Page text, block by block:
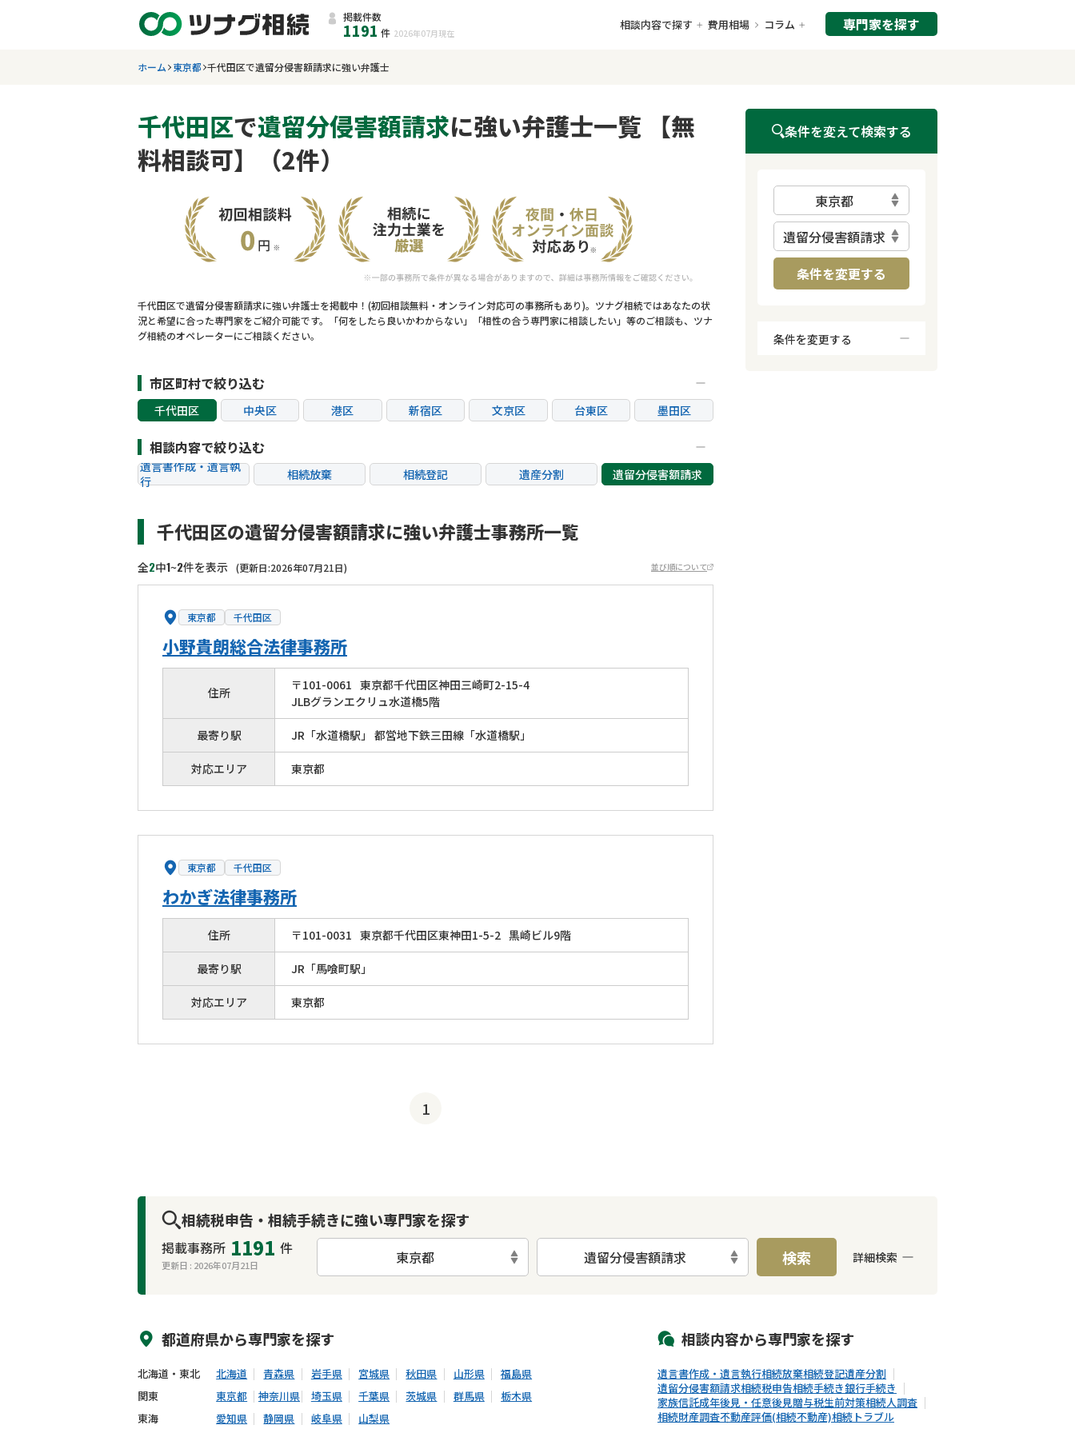
掲載件数
1191 件 2026年07月 現在
相談内容で探す 費用相場 コラム 専門家を探す
ホーム 東京都 千代田区で遺留分侵害額請求に強い弁護士
千代田区で遺留分侵害額請求に強い弁護士一覧 【無
料相談可】（2件）
千代田区で遺留分侵害額請求に強い弁護士を掲載中！(初回相談無料・オンライン対応可の事務所もあり)。ツナグ相続ではあなたの状
況と希望に合った専門家をご紹介可能です。「何をしたら良いかわからない」「相性の合う専門家に相談したい」等のご相談も、ツナ
グ相続のオペレーターにご相談ください。
市区町村で絞り込む
千代田区 中央区 港区 新宿区 文京区 台東区
墨田区
杉並区
豊島区 北区 荒川区 板橋区 練馬区
足立区
葛飾区
江戸川区 八王子市 立川市 三鷹市 府中市
調布市
狛江市
東大和市 清瀬市 稲城市
相談内容で絞り込む
遺言書作成・遺言執
行
相続放棄 相続登記 遺産分割
遺留分侵害額請求
贈与税
生前対策 相続人調査 相続財産調査
千代田区の遺留分侵害額請求に強い弁護士事務所一覧
全2中1~2件を表示 (更新日:2026年07月21日) 並び順について
東京都 千代田区
小野貴朗総合法律事務所
住所 〒101-0061 東京都千代田区神田三崎町2-15-4
JLBグランエクリュ水道橋5階
最寄り駅 JR「水道橋駅」 都営地下鉄三田線「水道橋駅」
対応エリア 東京都
東京都 千代田区
わかぎ法律事務所
住所 〒101-0031 東京都千代田区東神田1-5-2 黒崎ビル9階
最寄り駅 JR「馬喰町駅」
対応エリア 東京都
1
条件を変えて検索する
東京都
遺留分侵害額請求
条件を変更する
条件を変更する
相続税申告・相続手続きに強い専門家を探す
掲載事務所 1191 件
更新日 : 2026年07月21日 東京都 遺留分侵害額請求 検索 詳細検索
都道府県から専門家を探す
北海道・東北 北海道 青森県 岩手県 宮城県 秋田県 山形県
福島県
関東
東京都 神奈川県 埼玉県 千葉県 茨城県 群馬県
栃木県
東海
愛知県 静岡県 岐阜県 山梨県
相談内容から専門家を探す
遺言書作成・遺言執行相続放棄相続登記遺産分割
遺留分侵害額請求相続税申告相続手続き銀行手続き
家族信託成年後見・任意後見贈与税生前対策相続人調査
相続財産調査不動産評価(相続不動産)相続トラブル